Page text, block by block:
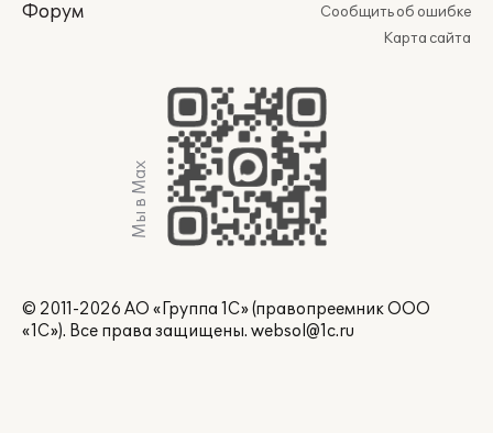
Форум
Сообщить об ошибке
Карта сайта
Мы в Max
© 2011-2026 АО «Группа 1С» (правопреемник ООО
«1С»). Все права защищены. websol@1c.ru